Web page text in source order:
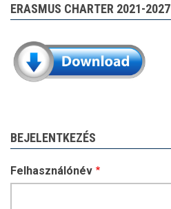
ERASMUS CHARTER 2021-2027
BEJELENTKEZÉS
Felhasználónév